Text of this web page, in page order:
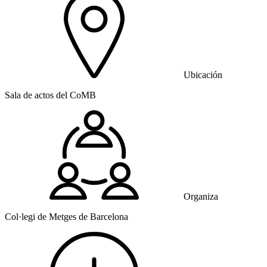
Ubicación
Sala de actos del CoMB
Organiza
Col·legi de Metges de Barcelona